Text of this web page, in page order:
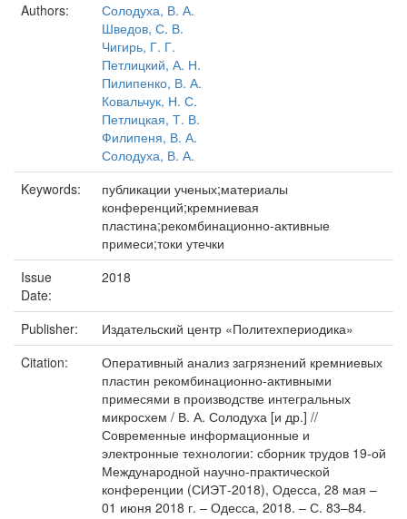
Authors:
Солодуха, В. А.
Шведов, С. В.
Чигирь, Г. Г.
Петлицкий, А. Н.
Пилипенко, В. А.
Ковальчук, Н. С.
Петлицкая, Т. В.
Филипеня, В. А.
Солодуха, В. А.
Keywords:
публикации ученых;материалы
конференций;кремниевая
пластина;рекомбинационно-активные
примеси;токи утечки
Issue
Date:
2018
Publisher:
Издательский центр «Политехпериодика»
Citation:
Оперативный анализ загрязнений кремниевых
пластин рекомбинационно-активными
примесями в производстве интегральных
микросхем / В. А. Солодуха [и др.] //
Современные информационные и
электронные технологии: сборник трудов 19-ой
Международной научно-практической
конференции (СИЭТ-2018), Одесса, 28 мая –
01 июня 2018 г. – Одесса, 2018. – С. 83–84.